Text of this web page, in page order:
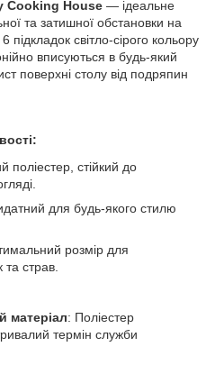
Cooking House — ідеальне
та затишної обстановки на
світло-сірого кольору
вписуються в будь-який
поверхні столу від подряпин
поліестер, стійкий до
для будь-якого стилю
розмір для
та страв.
матеріал: Поліестер
термін служби